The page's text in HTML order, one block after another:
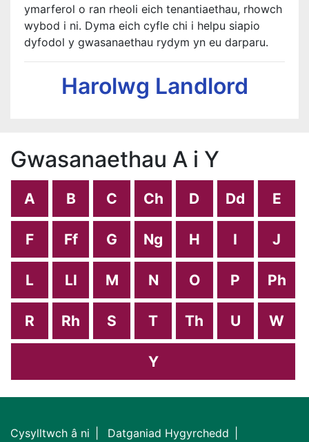
ymarferol o ran rheoli eich tenantiaethau, rhowch
wybod i ni. Dyma eich cyfle chi i helpu siapio
dyfodol y gwasanaethau rydym yn eu darparu.
Harolwg Landlord
Gwasanaethau A i Y
A B C Ch D Dd E
F Ff G Ng H I J
L Ll M N O P Ph
R Rh S T Th U W
Y
Cysylltwch â ni Datganiad Hygyrchedd